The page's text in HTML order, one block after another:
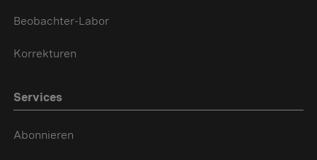
Beobachter-Labor
Korrekturen
Services
Abonnieren